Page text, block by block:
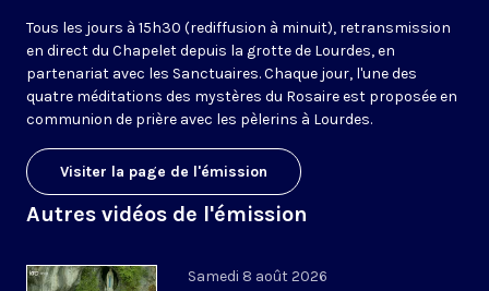
Tous les jours à 15h30 (rediffusion à minuit), retransmission
en direct du Chapelet depuis la grotte de Lourdes, en
partenariat avec les Sanctuaires. Chaque jour, l'une des
quatre méditations des mystères du Rosaire est proposée en
communion de prière avec les pèlerins à Lourdes.
Visiter la page de l'émission
Autres vidéos de l'émission
Samedi 8 août 2026